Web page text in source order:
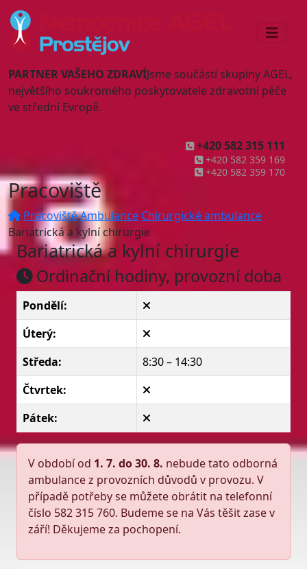
PARTNER VAŠEHO ZDRAVÍJsme součástí skupiny AGEL,
největšího soukromého poskytovatele zdravotní péče
ve střední Evropě.
+420 582 315 111
+420 582 359 169
+420 582 359 170
Pracoviště
PracovištěAmbulance Chirurgické ambulance
Bariatrická a kylní chirurgie
Bariatrická a kylní chirurgie
Ordinační hodiny, provozní doba
Pondělí:
Úterý:
Středa:
8:30 – 14:30
Čtvrtek:
Pátek:
V období od 1. 7. do 30. 8. nebude tato odborná
ambulance z provozních důvodů v provozu. V
případě potřeby se můžete obrátit na telefonní
číslo 582 315 760. Budeme se na Vás těšit zase v
září! Děkujeme za pochopení.